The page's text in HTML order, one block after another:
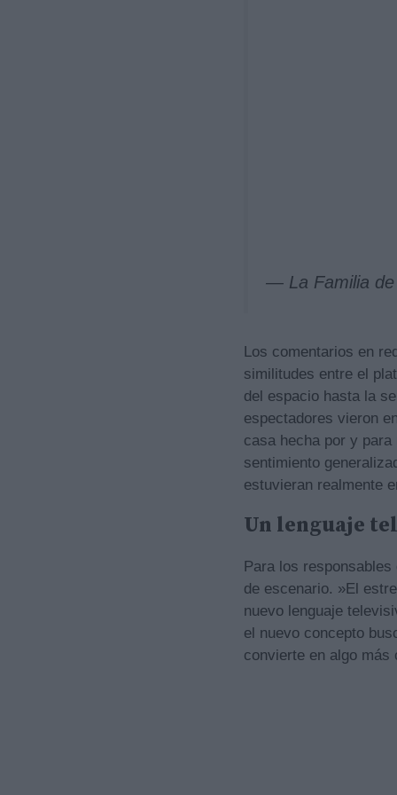
— La Familia de
Los comentarios en
similitudes entre el
del espacio hasta la
espectadores vieron
casa hecha por y
sentimiento
estuvieran realmente
Un lenguaje
Para los
de escenario. »El
nuevo lenguaje
el nuevo concepto
convierte en algo más